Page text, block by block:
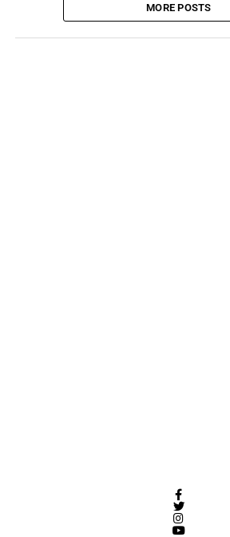
MORE POSTS
Facebook
Twitter
Instagram
YouTube